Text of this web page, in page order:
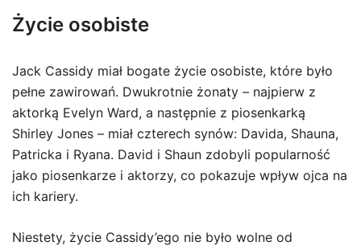
Życie osobiste
Jack Cassidy miał bogate życie osobiste, które było
pełne zawirowań. Dwukrotnie żonaty – najpierw z
aktorką Evelyn Ward, a następnie z piosenkarką
Shirley Jones – miał czterech synów: Davida, Shauna,
Patricka i Ryana. David i Shaun zdobyli popularność
jako piosenkarze i aktorzy, co pokazuje wpływ ojca na
ich kariery.
Niestety, życie Cassidy’ego nie było wolne od